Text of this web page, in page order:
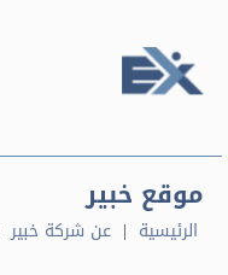
موقع خبير
الرئيسية عن شركة خبير